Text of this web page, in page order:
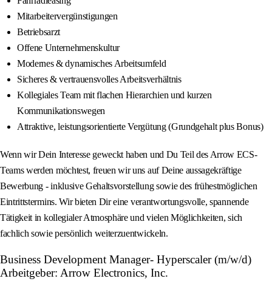
Mitarbeitervergünstigungen
Betriebsarzt
Offene Unternehmenskultur
Modernes & dynamisches Arbeitsumfeld
Sicheres & vertrauensvolles Arbeitsverhältnis
Kollegiales Team mit flachen Hierarchien und kurzen
Kommunikationswegen
Attraktive, leistungsorientierte Vergütung (Grundgehalt plus Bonus)
Wenn wir Dein Interesse geweckt haben und Du Teil des Arrow ECS-
Teams werden möchtest, freuen wir uns auf Deine aussagekräftige
Bewerbung - inklusive Gehaltsvorstellung sowie des frühestmöglichen
Eintrittstermins. Wir bieten Dir eine verantwortungsvolle, spannende
Tätigkeit in kollegialer Atmosphäre und vielen Möglichkeiten, sich
fachlich sowie persönlich weiterzuentwickeln.
Business Development Manager- Hyperscaler (m/w/d)
Arbeitgeber: Arrow Electronics, Inc.